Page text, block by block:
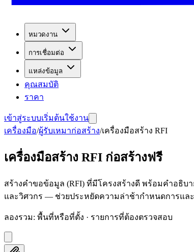
หมวดงาน
การเชื่อมต่อ
แหล่งข้อมูล
คุณสมบัติ
ราคา
เข้าสู่ระบบเริ่มต้นใช้งาน
เครื่องมือ/ผู้รับเหมาก่อสร้าง/เครื่องมือสร้าง RFI
เครื่องมือสร้าง RFI ก่อสร้างฟรี
สร้างคำขอข้อมูล (RFI) ที่มีโครงสร้างดี พร้อมคำอธิบ
และวิศวกร — ช่วยประหยัดความล่าช้ากำหนดการแล
ลองรวม: พื้นที่หรือที่ตั้ง · รายการที่ต้องตรวจสอบ